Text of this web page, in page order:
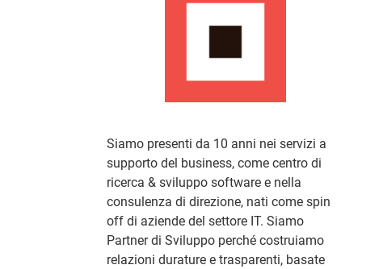
Siamo presenti da 10 anni nei servizi a
supporto del business, come centro di
ricerca & sviluppo software e nella
consulenza di direzione, nati come spin
off di aziende del settore IT. Siamo
Partner di Sviluppo perché costruiamo
relazioni durature e trasparenti, basate